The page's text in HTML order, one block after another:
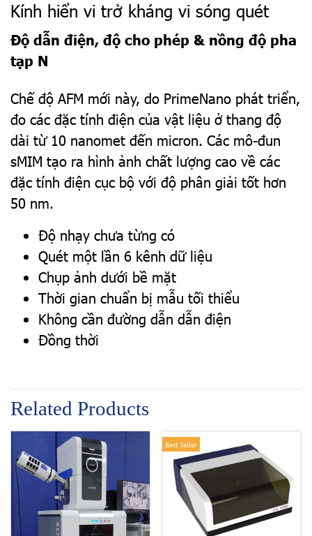
Kính hiển vi trở kháng vi sóng quét
Độ dẫn điện, độ cho phép & nồng độ pha
tạp N
Chế độ AFM mới này, do PrimeNano phát triển,
đo các đặc tính điện của vật liệu ở thang độ
dài từ 10 nanomet đến micron. Các mô-đun
sMIM tạo ra hình ảnh chất lượng cao về các
đặc tính điện cục bộ với độ phân giải tốt hơn
50 nm.
Độ nhạy chưa từng có
Quét một lần 6 kênh dữ liệu
Chụp ảnh dưới bề mặt
Thời gian chuẩn bị mẫu tối thiểu
Không cần đường dẫn dẫn điện
Đồng thời
Related Products
Best Seller